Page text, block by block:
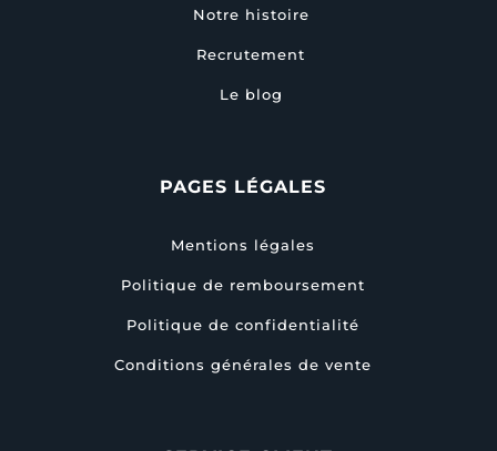
Notre histoire
Recrutement
Le blog
PAGES LÉGALES
Mentions légales
Politique de remboursement
Politique de confidentialité
Conditions générales de vente